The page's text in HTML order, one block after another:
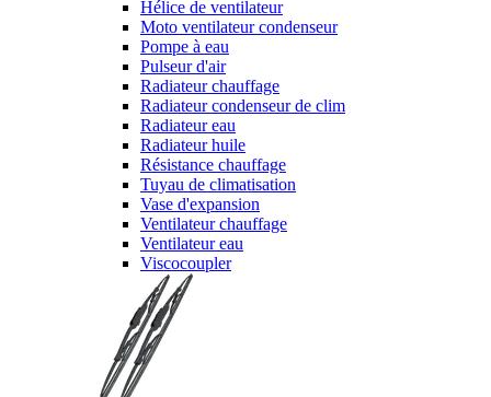
Hélice de ventilateur
Moto ventilateur condenseur
Pompe à eau
Pulseur d'air
Radiateur chauffage
Radiateur condenseur de clim
Radiateur eau
Radiateur huile
Résistance chauffage
Tuyau de climatisation
Vase d'expansion
Ventilateur chauffage
Ventilateur eau
Viscocoupler